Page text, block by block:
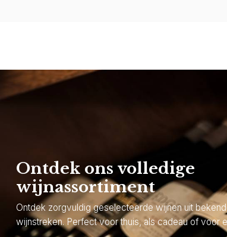
Ontdek ons volledige
wijnassortiment
Ontdek zorgvuldig geselecteerde wijnen uit
wijnstreken. Perfect voor thuis, als cadeau of voor